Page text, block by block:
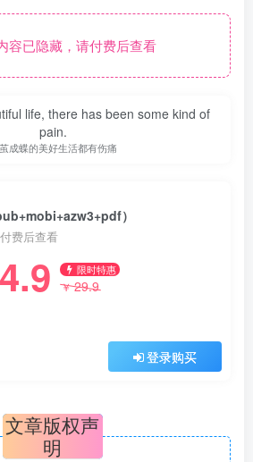
已隐藏，请付费后查看
life, there has been some kind of
pain.
成蝶的美好生活都有伤痛
）
费后查看
4.9 限时特惠
￥29.9
登录购买
文章版权声
明